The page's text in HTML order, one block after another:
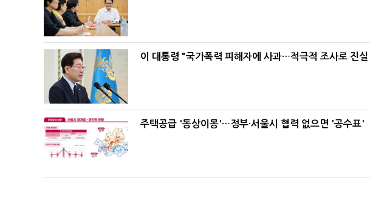
이 대통령 "국가폭력 피해자에 사과…적극적 조사로 진실
주택공급 '동상이몽'…정부·서울시 협력 없으면 '공수표'